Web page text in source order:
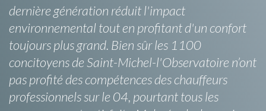
dernière génération réduit l'impact
environnemental tout en profitant d'un confort
toujours plus grand. Bien sûr les 1100
concitoyens de Saint-Michel-l'Observatoire n’ont
pas profité des compétences des chauffeurs
professionnels sur le 04, pourtant tous les